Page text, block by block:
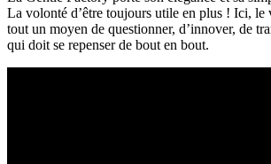
La volonté d’être toujours utile en plus ! Ici, le
tout un moyen de questionner, d’innover, de
qui doit se repenser de bout en bout.